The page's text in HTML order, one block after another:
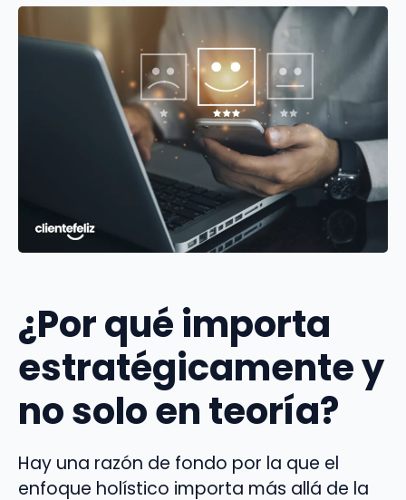
¿Por qué importa
estratégicamente y
no solo en teoría?
Hay una razón de fondo por la que el
enfoque holístico importa más allá de la